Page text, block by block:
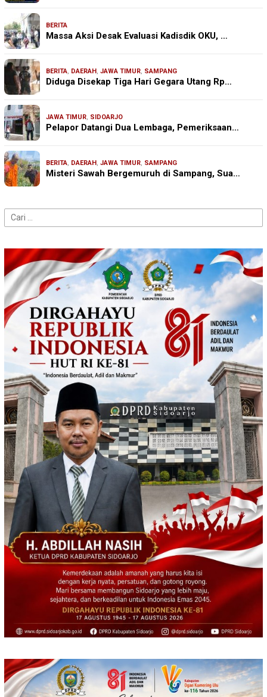
BERITA
Massa Aksi Desak Evaluasi Kadisdik OKU, …
BERITA, DAERAH, JAWA TIMUR, SAMPANG
Diduga Disekap Tiga Hari Gegara Utang Rp…
JAWA TIMUR, SIDOARJO
Pelapor Datangi Dua Lembaga, Pemeriksaan…
BERITA, DAERAH, JAWA TIMUR, SAMPANG
Misteri Sawah Bergemuruh di Sampang, Sua…
Cari
untuk: